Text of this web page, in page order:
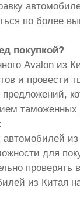
по более
покупкой?
Avalon из
и провести
для
проверять
из Китая